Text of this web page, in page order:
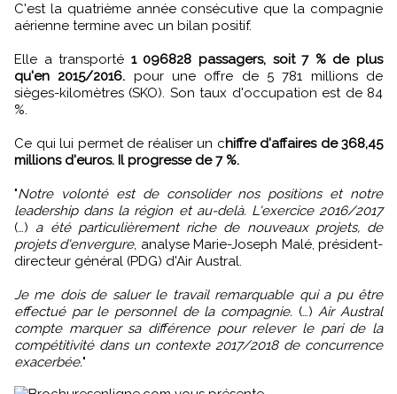
C'est la quatrième année consécutive que la compagnie
aérienne termine avec un bilan positif.
Elle a transporté 1 096828 passagers, soit 7 % de plus
qu'en 2015/2016. pour une offre de 5 781 millions de
sièges-kilomètres (SKO). Son taux d'occupation est de 84
%.
Ce qui lui permet de réaliser un chiffre d'affaires de 368,45
millions d'euros. Il progresse de 7 %.
"Notre volonté est de consolider nos positions et notre
leadership dans la région et au-delà. L'exercice 2016/2017
(…) a été particulièrement riche de nouveaux projets, de
projets d'envergure, analyse Marie-Joseph Malé, président-
directeur général (PDG) d'Air Austral.
Je me dois de saluer le travail remarquable qui a pu être
effectué par le personnel de la compagnie. (…)Air Austral
compte marquer sa différence pour relever le pari de la
compétitivité dans un contexte 2017/2018 de concurrence
exacerbée."